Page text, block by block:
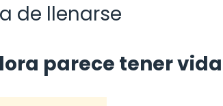
de llenarse
parece tener